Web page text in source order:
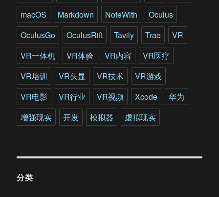
macOS
Markdown NoteWith
Oculus
OculusGo
OculusRift Tavily Trae
VR
VR一体机
VR体验 VR内容
VR医疗
VR培训
VR头显 VR技术
VR游戏
VR电影
VR行业 VR视频 Xcode
华为
增强现实
开发 模拟器 虚拟现实
分类